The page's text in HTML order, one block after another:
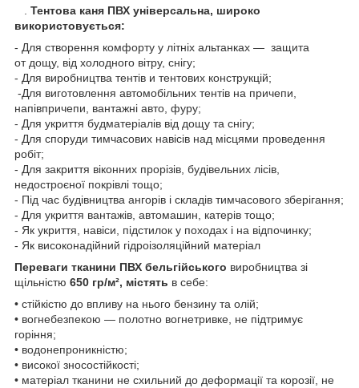
. Тентова каня ПВХ універсальна, широко
використовується:
- Для створення комфорту у літніх альтанках — защита
от дощу, від холодного вітру, снігу;
- Для виробництва тентів и тентових конструкцій;
-Для виготовлення автомобільних тентів на причепи,
напівпричепи, вантажні авто, фуру;
- Для укриття будматеріалів від дощу та снігу;
- Для споруди тимчасових навісів над місцями проведення
робіт;
- Для закриття віконних прорізів, будівельних лісів,
недостроєної покрівлі тощо;
- Під час будівництва ангорів і складів тимчасового зберігання;
- Для укриття вантажів, автомашин, катерів тощо;
- Як укриття, навіси, підстилок у походах і на відпочинку;
- Як високонадійний гідроізоляційний матеріал
Переваги тканини ПВХ бельгійського виробництва зі
щільністю 650 гр/м², містять в себе:
• стійкістю до впливу на нього бензину та олій;
• вогнебезпекою — полотно вогнетривке, не підтримує
горіння;
• водонепроникністю;
• високої зносостійкості;
• матеріал тканини не схильний до деформації та корозії, не